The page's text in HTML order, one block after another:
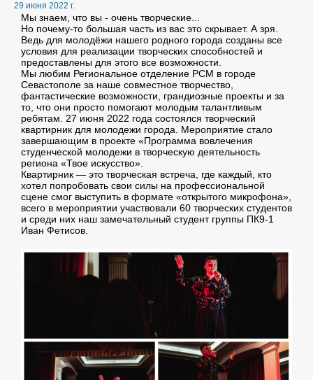
29 июня 2022 г.
Мы знаем, что вы - очень творческие...
Но почему-то большая часть из вас это скрывает. А зря.
Ведь для молодёжи нашего родного города созданы все
условия для реализации творческих способностей и
предоставлены для этого все возможности.
Мы любим Региональное отделение РСМ в городе
Севастополе за наше совместное творчество,
фантастические возможности, грандиозные проекты и за
то, что они просто помогают молодым талантливым
ребятам. 27 июня 2022 года состоялся творческий
квартирник для молодежи города. Мероприятие стало
завершающим в проекте «Программа вовлечения
студенческой молодежи в творческую деятельность
региона «Твое искусство».
Квартирник — это творческая встреча, где каждый, кто
хотел попробовать свои силы на профессиональной
сцене смог выступить в формате «открытого микрофона»,
всего в мероприятии участвовали 60 творческих студентов
и среди них наш замечательный студент группы ПК9-1
Иван Фетисов.